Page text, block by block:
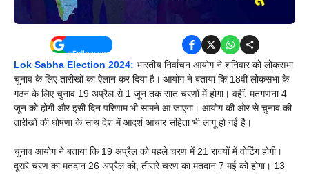
Lok Sabha Election 2024: भारतीय निर्वाचन आयोग ने शनिवार को लोकसभा
चुनाव के लिए तारीखों का ऐलान कर दिया है। आयोग ने बताया कि 18वीं लोकसभा के
गठन के लिए चुनाव 19 अप्रैल से 1 जून तक सात चरणों में होगा। वहीं, मतगणना 4
जून को होगी और इसी दिन परिणाम भी सामने आ जाएगा। आयोग की ओर से चुनाव की
तारीखों की घोषणा के साथ देश में आदर्श आचार संहिता भी लागू हो गई है।
चुनाव आयोग ने बताया कि 19 अप्रैल को पहले चरण में 21 राज्यों में वोटिंग होगी।
दूसरे चरण का मतदान 26 अप्रैल को, तीसरे चरण का मतदान 7 मई को होगा। 13